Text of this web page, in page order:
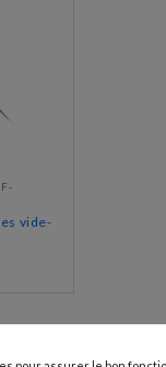
vide-